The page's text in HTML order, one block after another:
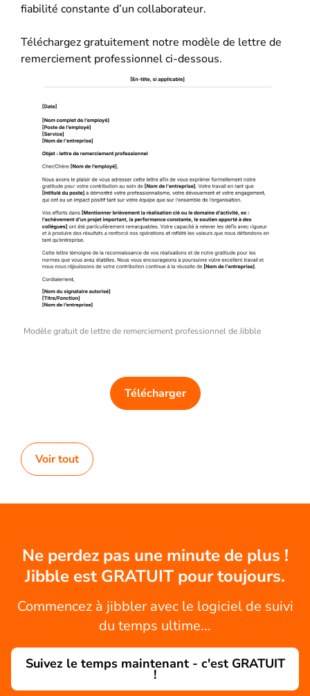
fiabilité constante d’un collaborateur.
Téléchargez gratuitement notre modèle de lettre de
remerciement professionnel ci-dessous.
Modèle gratuit de lettre de remerciement professionnel de Jibble
Télécharger
Voir tout
Ne perdez pas une minute de plus !
Jibble est GRATUIT pour toujours.
Commencez à jibbler avec le logiciel de suivi
du temps ultime...
Suivez le temps maintenant - c'est GRATUIT
!